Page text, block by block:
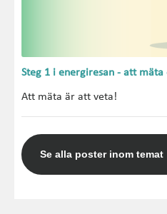
Steg 1 i energiresan - att mäta
Att mäta är att veta!
Se alla poster inom temat